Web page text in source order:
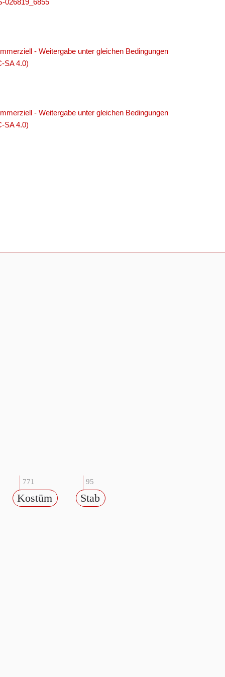
026819_6855
- Weitergabe unter gleichen Bedingungen
SA 4.0)
- Weitergabe unter gleichen Bedingungen
SA 4.0)
771
Kostüm
95
Stab